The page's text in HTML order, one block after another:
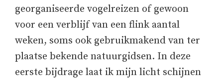
georganiseerde vogelreizen of gewoon
voor een verblijf van een flink aantal
weken, soms ook gebruikmakend van ter
plaatse bekende natuurgidsen. In deze
eerste bijdrage laat ik mijn licht schijnen